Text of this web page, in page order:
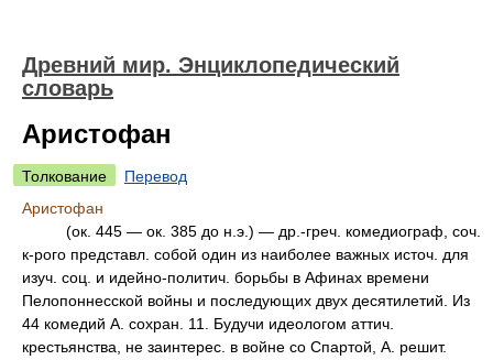
Древний мир. Энциклопедический
словарь
Аристофан
Толкование
Перевод
Аристофан
(ок. 445 — ок. 385 до н.э.) — др.-греч. комедиограф, соч.
к-рого представл. собой один из наиболее важных источ. для
изуч. соц. и идейно-политич. борьбы в Афинах времени
Пелопоннесской войны и последующих двух десятилетий. Из
44 комедий А. сохран. 11. Будучи идеологом аттич.
крестьянства, не заинтерес. в войне со Спартой, А. решит.